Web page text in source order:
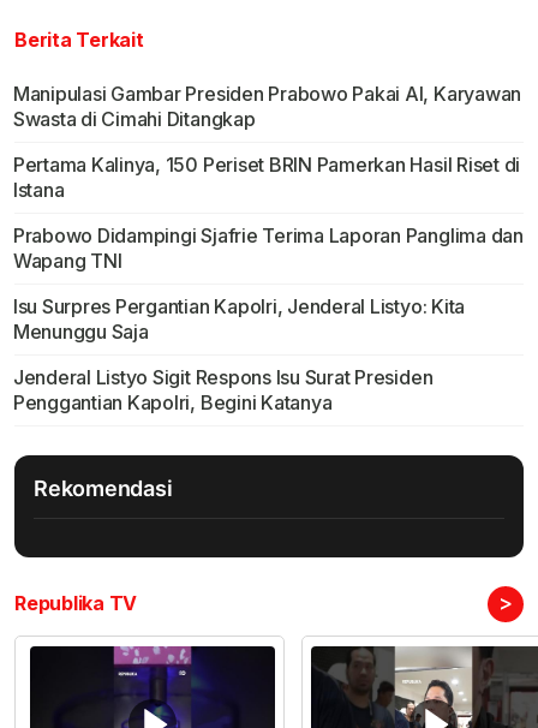
Berita Terkait
Manipulasi Gambar Presiden Prabowo Pakai AI, Karyawan
Swasta di Cimahi Ditangkap
Pertama Kalinya, 150 Periset BRIN Pamerkan Hasil Riset di
Istana
Prabowo Didampingi Sjafrie Terima Laporan Panglima dan
Wapang TNI
Isu Surpres Pergantian Kapolri, Jenderal Listyo: Kita
Menunggu Saja
Jenderal Listyo Sigit Respons Isu Surat Presiden
Penggantian Kapolri, Begini Katanya
Rekomendasi
Republika TV >